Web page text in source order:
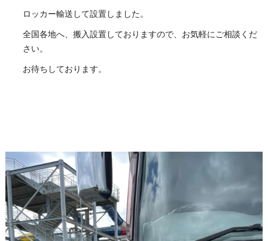
ロッカー輸送して設置しました。
全国各地へ、搬入設置しておりますので、お気軽にご相談くだ
さい。
お待ちしております。